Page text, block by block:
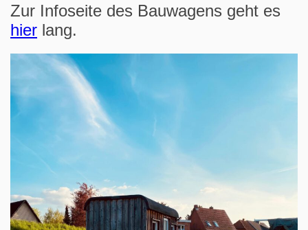
Zur Infoseite des Bauwagens geht es
hier lang.